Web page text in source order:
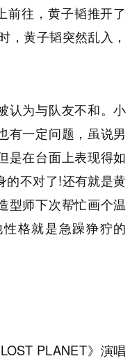
前往，黄子韬推开了
，黄子韬突然乱入，
认为与队友不和。小
有一定问题，虽说男
是在台面上表现得如
的不对了!还有就是黄
型师下次帮忙画个温
格就是急躁狰狞的
PLANET》演唱